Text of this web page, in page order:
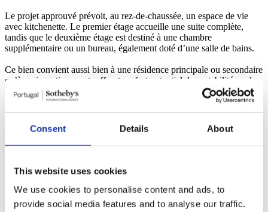
Consent Details About
This website uses cookies
We use cookies to personalise content and ads, to
provide social media features and to analyse our traffic.
Le projet approuvé prévoit, au rez-de-chaussée, un espace de vie
avec kitchenette. Le premier étage accueille une suite complète,
tandis que le deuxième étage est destiné à une chambre
supplémentaire ou un bureau, également doté d’une salle de bains.
Ce bien convient aussi bien à une résidence principale ou secondaire
qu’à un investissement, offrant un fort potentiel de rentabilité sur le
marché locatif, en location courte ou longue durée.
Située à seulement trois minutes à pied de la Praia da Rainha, la
propriété bénéficie d’un environnement authentique, avec
restaurants locaux de poisson frais, commerces dans les rues
piétonnes et la proximité des couchers de soleil de la Praia do
côtière, et l’aéroport de Lisbonne est accessible en 35 minutes
environ. Lire plus +
Sinalazul - Mediação Imobiliária, Lda - AMI 7744